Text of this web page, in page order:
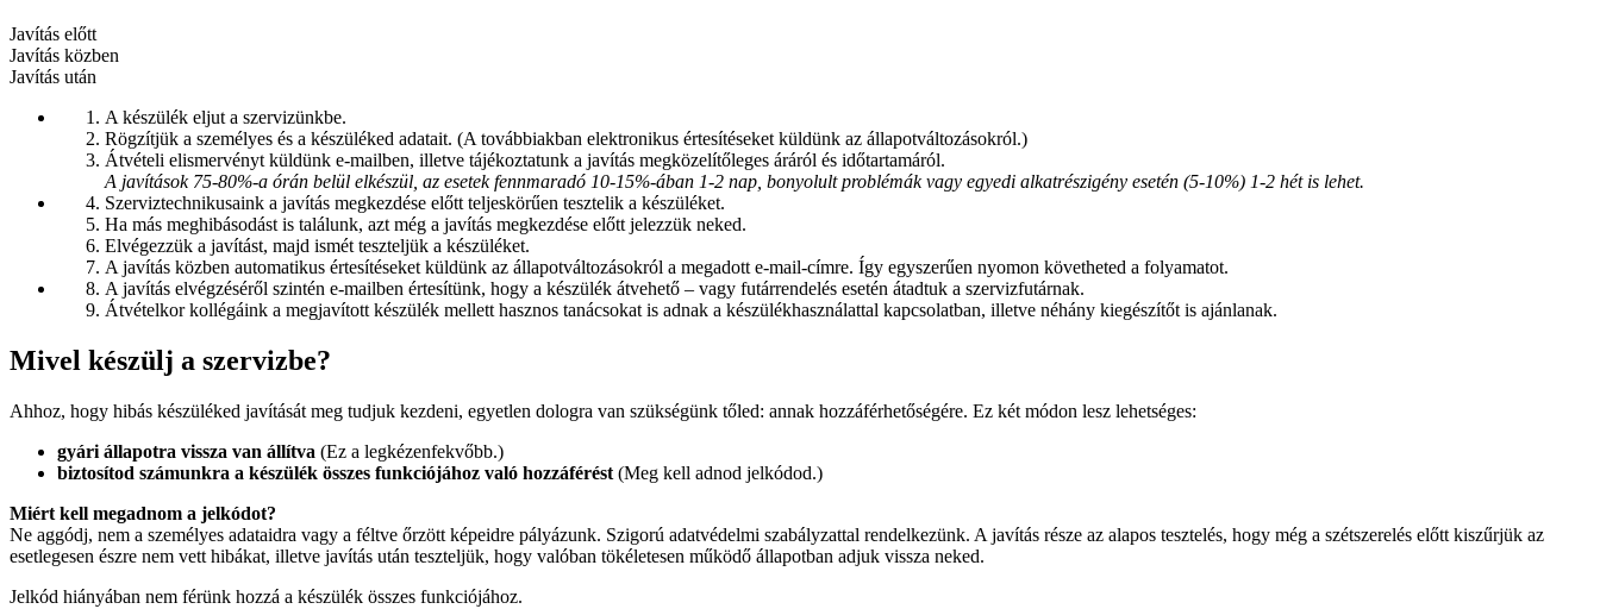
Javítás előtt
Javítás közben
Javítás után
A készülék eljut a szervizünkbe.
Rögzítjük a személyes és a készüléked adatait. (A továbbiakban elektronikus értesítéseket küldünk az állapotváltozásokról.)
Átvételi elismervényt küldünk e-mailben, illetve tájékoztatunk a javítás megközelítőleges áráról és időtartamáról.
A javítások 75-80%-a órán belül elkészül, az esetek fennmaradó 10-15%-ában 1-2 nap, bonyolult problémák vagy egyedi alkatrészigény esetén (5-10%) 1-2 hét is lehet.
Szerviztechnikusaink a javítás megkezdése előtt teljeskörűen tesztelik a készüléket.
Ha más meghibásodást is találunk, azt még a javítás megkezdése előtt jelezzük neked.
Elvégezzük a javítást, majd ismét teszteljük a készüléket.
A javítás közben automatikus értesítéseket küldünk az állapotváltozásokról a megadott e-mail-címre. Így egyszerűen nyomon követheted a folyamatot.
A javítás elvégzéséről szintén e-mailben értesítünk, hogy a készülék átvehető – vagy futárrendelés esetén átadtuk a szervizfutárnak.
Átvételkor kollégáink a megjavított készülék mellett hasznos tanácsokat is adnak a készülékhasználattal kapcsolatban, illetve néhány kiegészítőt is ajánlanak.
Mivel készülj a szervizbe?
Ahhoz, hogy hibás készüléked javítását meg tudjuk kezdeni, egyetlen dologra van szükségünk tőled: annak hozzáférhetőségére. Ez két módon lesz lehetséges:
gyári állapotra vissza van állítva (Ez a legkézenfekvőbb.)
biztosítod számunkra a készülék összes funkciójához való hozzáférést (Meg kell adnod jelkódod.)
Miért kell megadnom a jelkódot?
Ne aggódj, nem a személyes adataidra vagy a féltve őrzött képeidre pályázunk. Szigorú adatvédelmi szabályzattal rendelkezünk. A javítás része az alapos tesztelés, hogy még a szétszerelés előtt kiszűrjük az
esetlegesen észre nem vett hibákat, illetve javítás után teszteljük, hogy valóban tökéletesen működő állapotban adjuk vissza neked.
Jelkód hiányában nem férünk hozzá a készülék összes funkciójához.